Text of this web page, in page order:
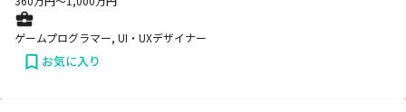
ゲームプログラマー, UI・UXデザイナー
お気に入り